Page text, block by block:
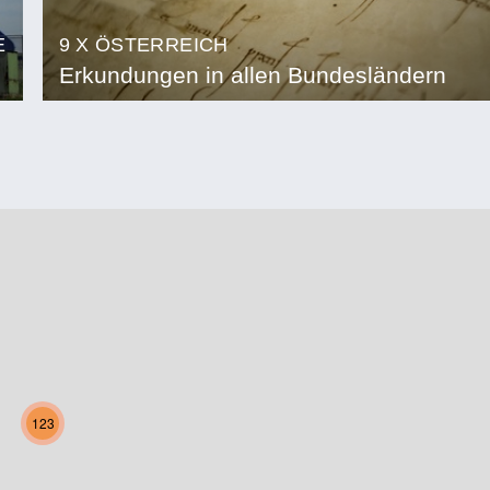
9 X ÖSTERREICH
Erkundungen in allen Bundesländern
123